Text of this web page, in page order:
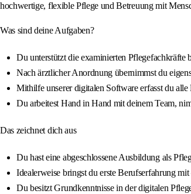
hochwertige, flexible Pflege und Betreuung mit
Was sind deine Aufgaben?
Du unterstützt die examinierten
Nach ärztlicher Anordnung übernimmst du
Mithilfe unserer digitalen Software erfasst du
Du arbeitest Hand in Hand mit deinem Team,
Das zeichnet dich aus
Du hast eine abgeschlossene Ausbildung als
Idealerweise bringst du erste Berufserfahrung
Du besitzt Grundkenntnisse in der digitalen